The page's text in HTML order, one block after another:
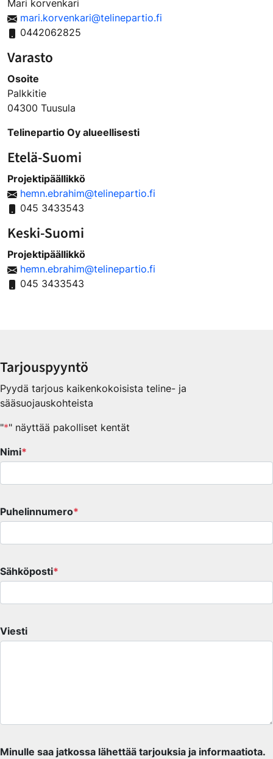
Mari korvenkari
mari.korvenkari@telinepartio.fi
0442062825
Varasto
Osoite
Palkkitie
04300 Tuusula
Telinepartio Oy alueellisesti
Etelä-Suomi
Projektipäällikkö
hemn.ebrahim@telinepartio.fi
045 3433543
Keski-Suomi
Projektipäällikkö
hemn.ebrahim@telinepartio.fi
045 3433543
Tarjouspyyntö
Pyydä tarjous kaikenkokoisista teline- ja
sääsuojauskohteista
"*" näyttää pakolliset kentät
Nimi*
Puhelinnumero*
Sähköposti*
Viesti
Minulle saa jatkossa lähettää tarjouksia ja informaatiota.